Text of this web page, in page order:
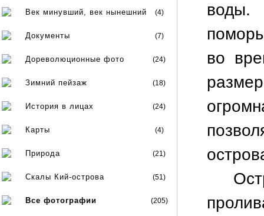
Век минувший, век нынешний (4)
Документы (7)
Дореволюционные фото (24)
Зимний пейзаж (18)
История в лицах (24)
Карты (4)
Природа (21)
Скалы Кий-острова (51)
Все фотографии (205)
воды.
во